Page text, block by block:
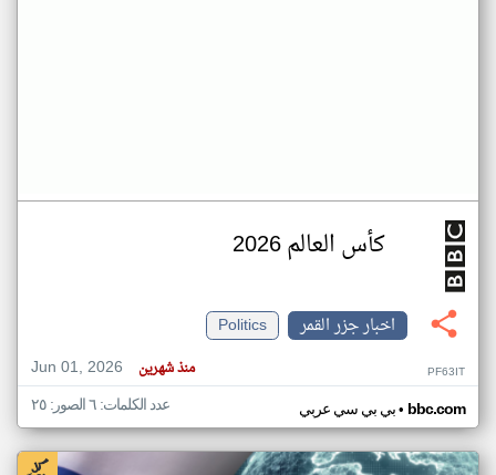
كأس العالم 2026
اخبار جزر القمر
Politics
Jun 01, 2026
منذ شهرين PF63IT
بي بي سي عربي• bbc.com عدد الكلمات: ٦ الصور: ٢٥